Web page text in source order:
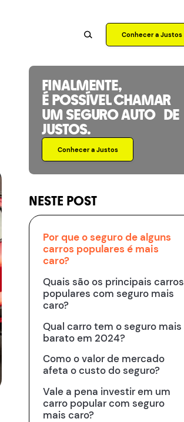
Conhecer a Justos
FINALMENTE,
É POSSÍVEL CHAMAR
UM SEGURO AUTO DE
JUSTOS.
Conhecer a Justos
NESTE POST
Por que o seguro de alguns
carros populares é mais
caro?
Quais são os principais carros
populares com seguro mais
caro?
Qual carro tem o seguro mais
barato em 2024?
Como o valor de mercado
afeta o custo do seguro?
Vale a pena investir em um
carro popular com seguro
mais caro?